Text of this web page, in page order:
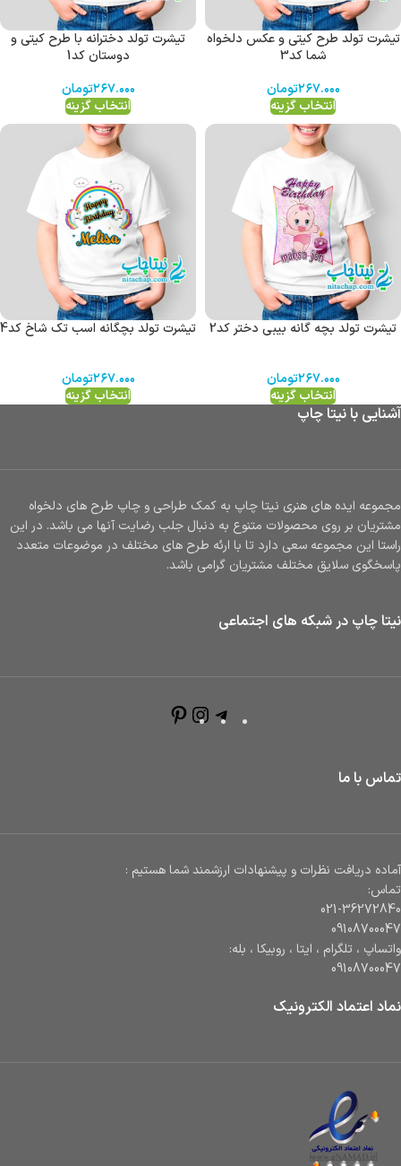
تیشرت تولد طرح کیتی و عکس دلخواه
شما کد3
۲۶۷.۰۰۰تومان
انتخاب گزینه
تیشرت تولد دخترانه با طرح کیتی و
دوستان کد1
۲۶۷.۰۰۰تومان
انتخاب گزینه
تیشرت تولد بچه گانه بیبی دختر کد2
۲۶۷.۰۰۰تومان
انتخاب گزینه
تیشرت تولد بچگانه اسب تک شاخ کد4
۲۶۷.۰۰۰تومان
انتخاب گزینه
آشنایی با نیتا چاپ
مجموعه ایده های هنری نیتا چاپ به کمک طراحی و چاپ طرح های دلخواه
مشتریان بر روی محصولات متنوع به دنبال جلب رضایت آنها می باشد. در این
راستا این مجموعه سعی دارد تا با ارئه طرح های مختلف در موضوعات متعدد
پاسخگوی سلایق مختلف مشتریان گرامی باشد.
نیتا چاپ در شبکه های اجتماعی
تماس با ما
آماده دریافت نظرات و پیشنهادات ارزشمند شما هستیم :
تماس:
021-36272840
09108700047
واتساپ ، تلگرام ، ایتا ، روبیکا ، بله:
09108700047
نماد اعتماد الکترونیک